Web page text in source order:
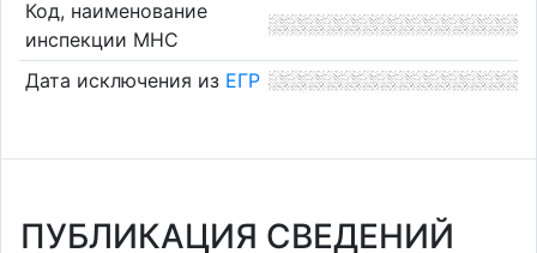
Код, наименование
инспекции МНС
Дата исключения из ЕГР
ПУБЛИКАЦИЯ СВЕДЕНИЙ